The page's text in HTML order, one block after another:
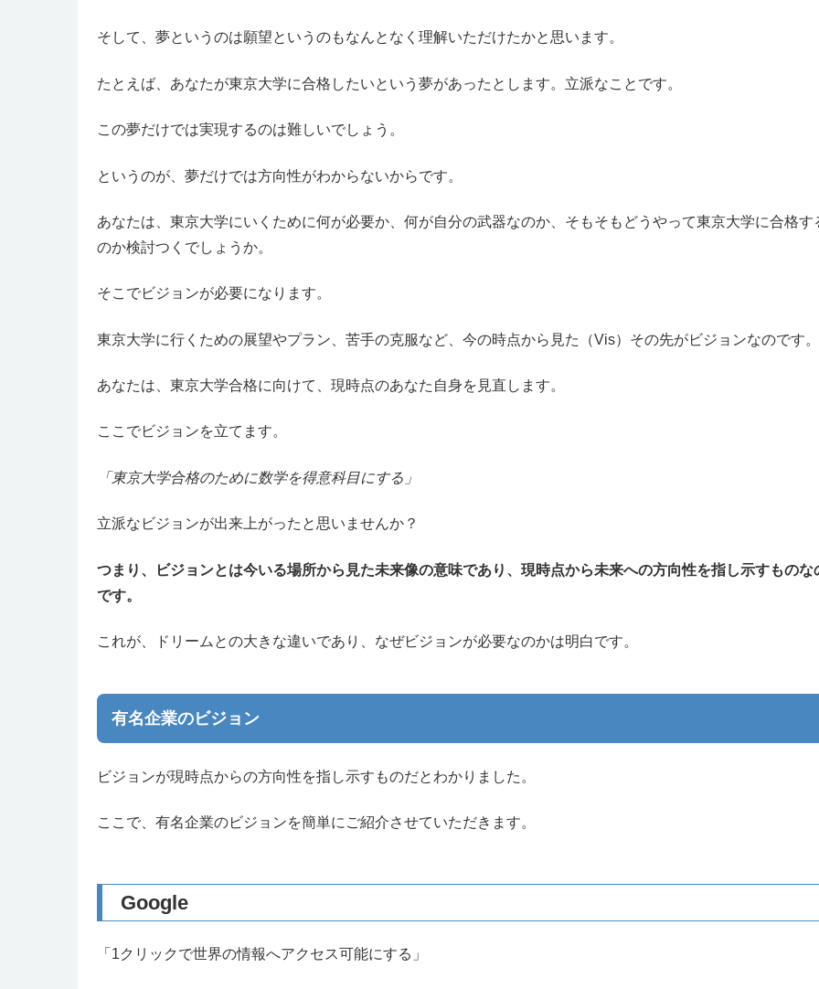
そして、夢というのは願望というのもなんとなく理解いただけたかと思います。
たとえば、あなたが東京大学に合格したいという夢があったとします。立派なことです。
この夢だけでは実現するのは難しいでしょう。
というのが、夢だけでは方向性がわからないからです。
あなたは、東京大学にいくために何が必要か、何が自分の武器なのか、そもそもどうやって東京大学に合格す
のか検討つくでしょうか。
そこでビジョンが必要になります。
東京大学に行くための展望やプラン、苦手の克服など、今の時点から見た（Vis）その先がビジョンなのです。
あなたは、東京大学合格に向けて、現時点のあなた自身を見直します。
ここでビジョンを立てます。
「東京大学合格のために数学を得意科目にする」
立派なビジョンが出来上がったと思いませんか？
つまり、ビジョンとは今いる場所から見た未来像の意味であり、現時点から未来への方向性を指し示すものな
です。
これが、ドリームとの大きな違いであり、なぜビジョンが必要なのかは明白です。
有名企業のビジョン
ビジョンが現時点からの方向性を指し示すものだとわかりました。
ここで、有名企業のビジョンを簡単にご紹介させていただきます。
Google
「1クリックで世界の情報へアクセス可能にする」